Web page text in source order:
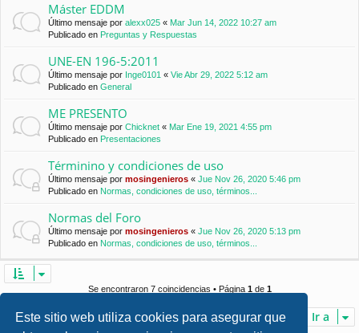
Este sitio web utiliza cookies para asegurar que
Máster EDDM
Último mensaje por alexx025 « Mar Jun 14, 2022 10:27 am
Publicado en Preguntas y Respuestas
UNE-EN 196-5:2011
Último mensaje por Inge0101 « Vie Abr 29, 2022 5:12 am
Publicado en General
ME PRESENTO
Último mensaje por Chicknet « Mar Ene 19, 2021 4:55 pm
Publicado en Presentaciones
Términino y condiciones de uso
Último mensaje por mosingenieros « Jue Nov 26, 2020 5:46 pm
Publicado en Normas, condiciones de uso, términos...
Normas del Foro
Último mensaje por mosingenieros « Jue Nov 26, 2020 5:13 pm
Publicado en Normas, condiciones de uso, términos...
Se encontraron 7 coincidencias • Página 1de 1
Ir a